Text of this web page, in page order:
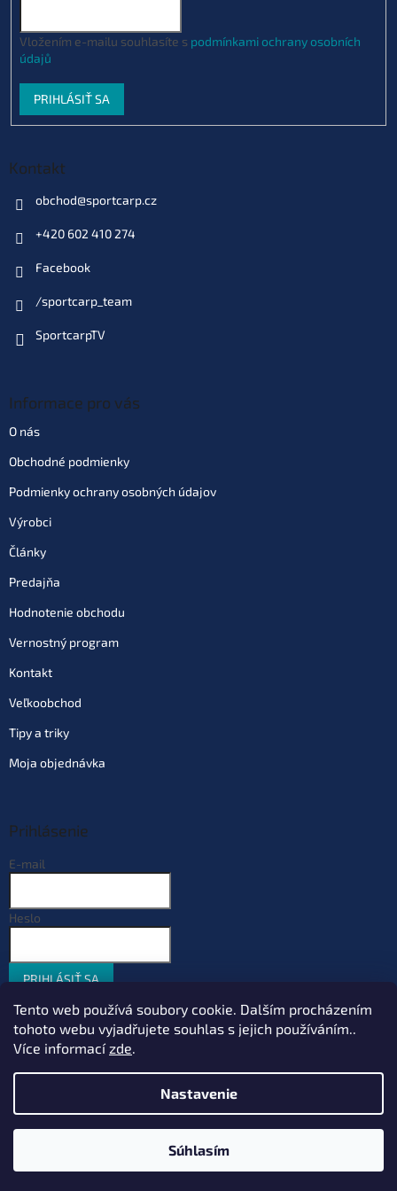
Tento web používá soubory cookie. Dalším procházením
tohoto webu vyjadřujete souhlas s jejich používáním..
Více informacízde.
Nastavenie
Súhlasím
Vložením e-mailu souhlasíte s podmínkami ochrany osobních
údajů
PRIHLÁSIŤ SA
Kontakt
obchod@sportcarp.cz
+420 602 410 274
Facebook
/sportcarp_team
SportcarpTV
Informace pro vás
O nás
Obchodné podmienky
Podmienky ochrany osobných údajov
Výrobci
Články
Predajňa
Hodnotenie obchodu
Vernostný program
Kontakt
Veľkoobchod
Tipy a triky
Moja objednávka
Prihlásenie
E-mail
Heslo
PRIHLÁSIŤ SA
Nová registrácia
Zabudnuté heslo
nastavenie cookies